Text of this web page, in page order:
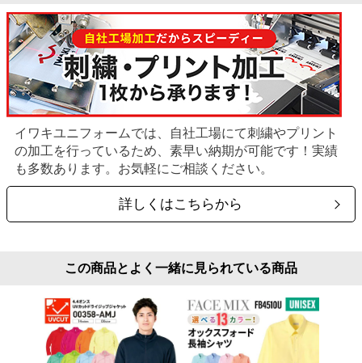
イワキユニフォームでは、自社工場にて刺繍やプリント
の加工を行っているため、素早い納期が可能です！実績
も多数あります。お気軽にご相談ください。
詳しくはこちらから
この商品とよく一緒に見られている商品